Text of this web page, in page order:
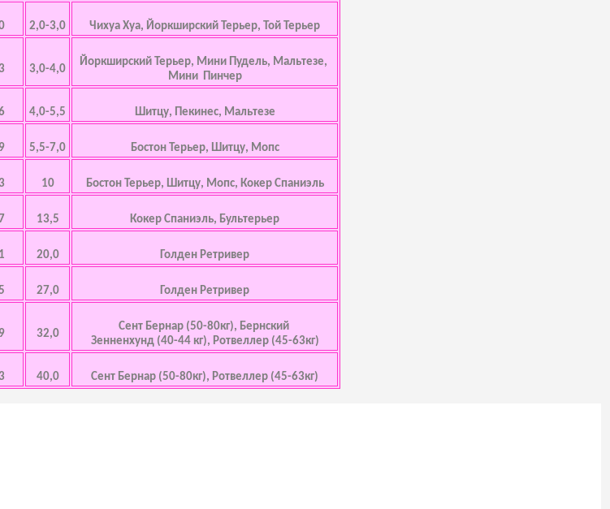
2,0-3,0 Чихуа Хуа, Йоркширский Терьер, Той Терьер
3,0-4,0
Йоркширский Терьер, Мини Пудель, Мальтезе,
Мини Пинчер
4,0-5,5 Шитцу, Пекинес, Мальтезе
5,5-7,0 Бостон Терьер, Шитцу, Мопс
10 Бостон Терьер, Шитцу, Мопс, Кокер Спаниэль
13,5 Кокер Спаниэль, Бультерьер
20,0 Голден Ретривер
27,0 Голден Ретривер
32,0
Сент Бернар (50-80кг), Бернский
Зенненхунд (40-44 кг), Ротвеллер (45-63кг)
40,0 Сент Бернар (50-80кг), Ротвеллер (45-63кг)